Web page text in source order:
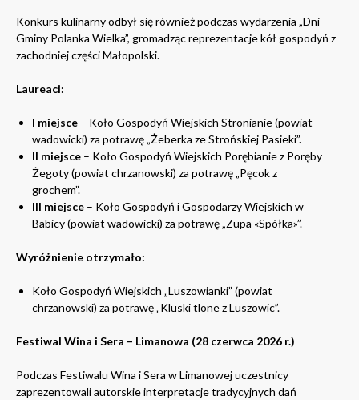
Konkurs kulinarny odbył się również podczas wydarzenia „Dni
Gminy Polanka Wielka”, gromadząc reprezentacje kół gospodyń z
zachodniej części Małopolski.
Laureaci:
I miejsce – Koło Gospodyń Wiejskich Stronianie (powiat
wadowicki) za potrawę „Żeberka ze Strońskiej Pasieki”.
II miejsce – Koło Gospodyń Wiejskich Porębianie z Poręby
Żegoty (powiat chrzanowski) za potrawę „Pęcok z
grochem”.
III miejsce – Koło Gospodyń i Gospodarzy Wiejskich w
Babicy (powiat wadowicki) za potrawę „Zupa «Spółka»”.
Wyróżnienie otrzymało:
Koło Gospodyń Wiejskich „Luszowianki” (powiat
chrzanowski) za potrawę „Kluski tlone z Luszowic”.
Festiwal Wina i Sera – Limanowa (28 czerwca 2026 r.)
Podczas Festiwalu Wina i Sera w Limanowej uczestnicy
zaprezentowali autorskie interpretacje tradycyjnych dań